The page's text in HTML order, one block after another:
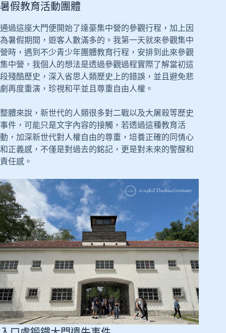
暑假教育活動團體
通過這座大門便開始了達豪集中營的參觀行程，加上因
為暑假期間，遊客人數滿多的。我第一天就來參觀集中
營時，遇到不少青少年團體教育行程，安排到此來參觀
集中營，我個人的想法是透過參觀過程實際了解當初這
段殘酷歷史，深入省思人類歷史上的錯誤，並且避免悲
劇再度重演，珍視和平並且尊重自由人權。
整體來說，新世代的人類很多對二戰以及大屠殺等歷史
事件，可能只是文字內容的接觸，若透過這種教育活
動，加深新世代對人權自由的尊重，培養正確的同情心
和正義感，不僅是對過去的銘記，更是對未來的警醒和
責任感。